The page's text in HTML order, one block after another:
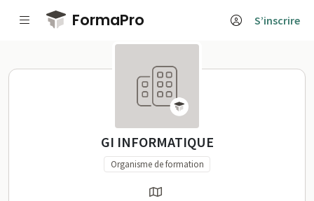
Passer au contenu principal
FormaPro S’inscrire
GI INFORMATIQUE sur
GI INFORMATIQUE
Organisme de formation